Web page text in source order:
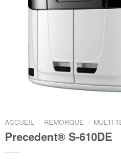
ACCUEIL / REMORQUE / MULTI-
Precedent® S-610DE